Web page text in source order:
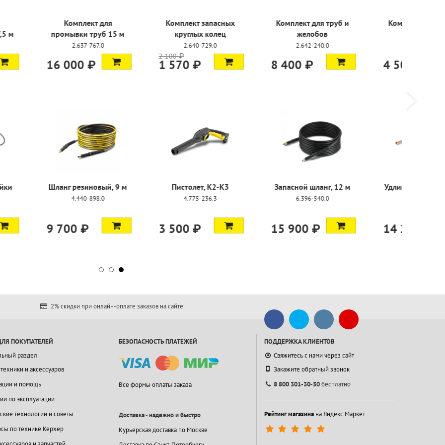
для
15 м
Комплект запасных
круглых колец
2.640-729.0
1 570 ₽
Комплект для труб и
желобов
2.642-240.0
8 400 ₽
Комплект адаптеров
для шланга
2.643-037.0
4 500 ₽
9 м Пистолет, K2-K3
4.775-236.3
3 500 ₽
Запасной шланг, 12 м
6.396-540.0
15 900 ₽
Удлинительный шланг,
10 м
14 200 ₽
2% скидки при онлайн-оплате заказов на сайте
ПОКУПАТЕЛЕЙ
раздел
и аксессуаров
и помощь
по эксплуатации
технологии и советы
по технике Керхер
БЕЗОПАСНОСТЬ ПЛАТЕЖЕЙ
Все формы оплаты заказа
Доставка - надежно и быстро
Курьерская доставка по Москве
ПОДДЕРЖКА КЛИЕНТОВ
Свяжитесь с нами через сайт
Закажите обратный звонок
8 800 301-30-50бесплатно
Рейтинг магазинана Яндекс.Маркет